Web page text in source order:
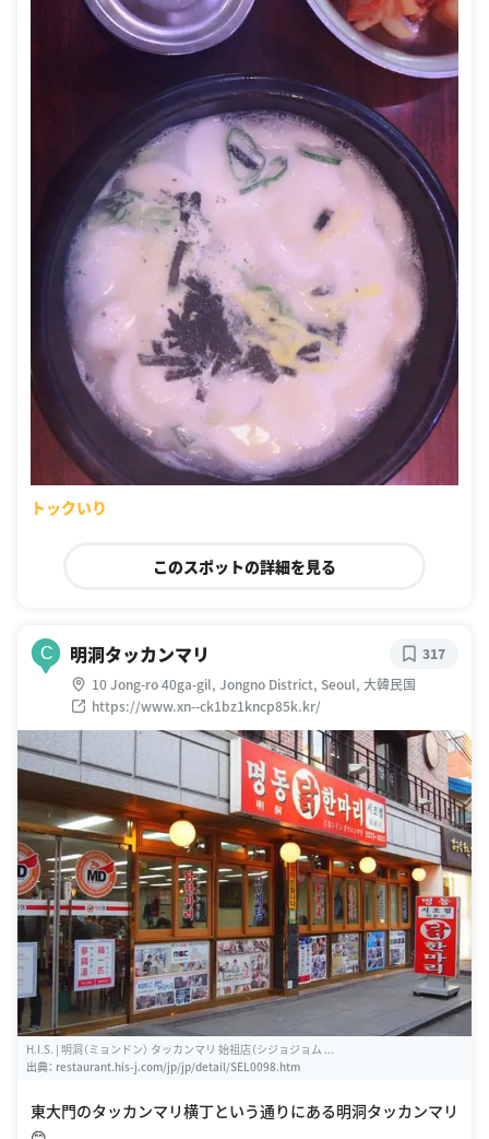
トックいり
このスポットの詳細を見る
C 明洞タッカンマリ
10 Jong-ro 40ga-gil, Jongno District, Seoul, 大韓民国
https://www.xn--ck1bz1kncp85k.kr/
317
H.I.S. | 明洞（ミョンドン） タッカンマリ 始祖店（シジョジョム ...
出典： restaurant.his-j.com/jp/jp/detail/SEL0098.htm
東大門のタッカンマリ横丁という通りにある明洞タッカンマリ